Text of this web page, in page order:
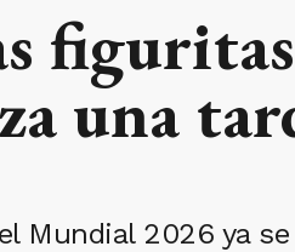
una
Mundial 2026 ya